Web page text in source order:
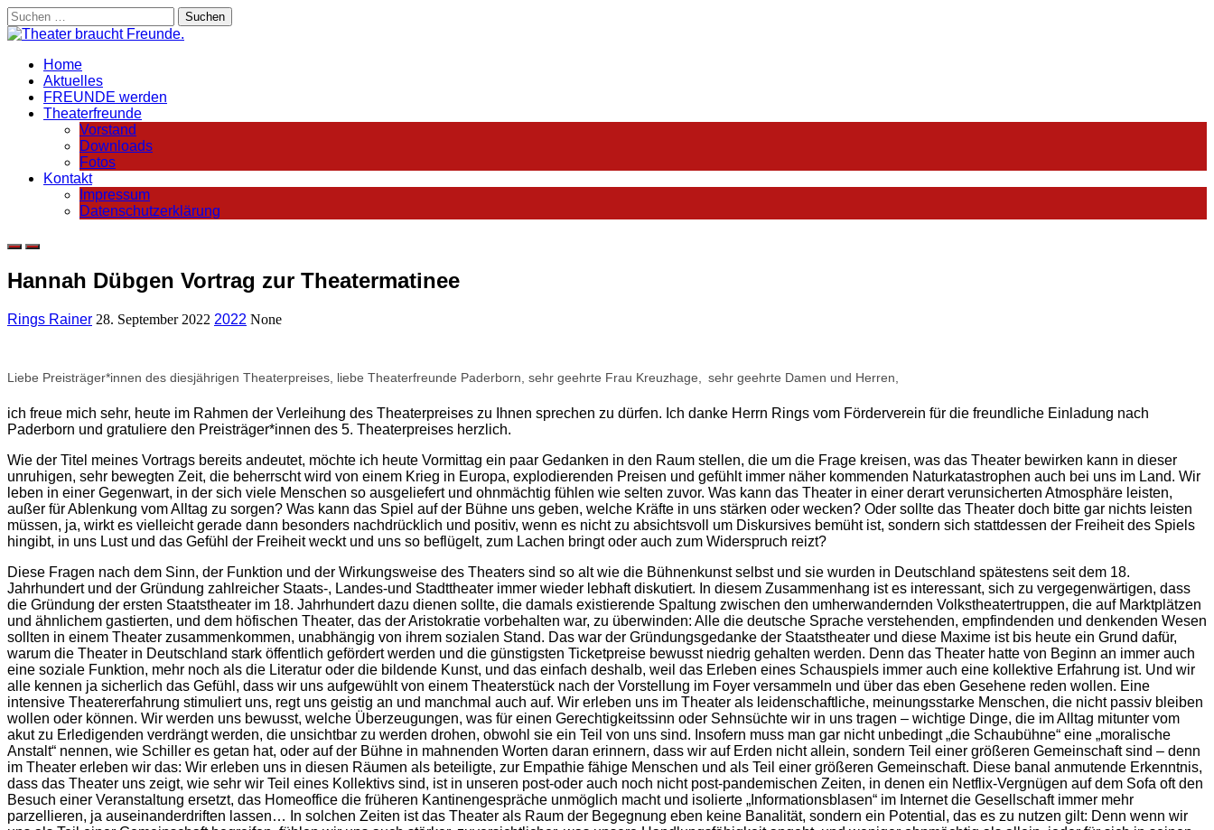
Skip
to
Suchen
nach:
Home
Aktuelles
FREUNDE werden
Theaterfreunde
Vorstand
Downloads
Fotos
Kontakt
Impressum
Datenschutzerklärung
Hannah Dübgen Vortrag zur Theatermatinee
Rings Rainer 28. September 2022 2022 None
Liebe Preisträger*innen des diesjährigen Theaterpreises, liebe Theaterfreunde Paderborn, sehr geehrte Frau Kreuzhage, sehr geehrte Damen und Herren,
ich freue mich sehr, heute im Rahmen der Verleihung des Theaterpreises zu Ihnen sprechen zu dürfen. Ich danke Herrn Rings vom Förderverein für die freundliche Einladung nach
Paderborn und gratuliere den Preisträger*innen des 5. Theaterpreises herzlich.
Wie der Titel meines Vortrags bereits andeutet, möchte ich heute Vormittag ein paar Gedanken in den Raum stellen, die um die Frage kreisen, was das Theater bewirken kann in dieser
unruhigen, sehr bewegten Zeit, die beherrscht wird von einem Krieg in Europa, explodierenden Preisen und gefühlt immer näher kommenden Naturkatastrophen auch bei uns im Land. Wir
leben in einer Gegenwart, in der sich viele Menschen so ausgeliefert und ohnmächtig fühlen wie selten zuvor. Was kann das Theater in einer derart verunsicherten Atmosphäre leisten,
außer für Ablenkung vom Alltag zu sorgen? Was kann das Spiel auf der Bühne uns geben, welche Kräfte in uns stärken oder wecken? Oder sollte das Theater doch bitte gar nichts leisten
müssen, ja, wirkt es vielleicht gerade dann besonders nachdrücklich und positiv, wenn es nicht zu absichtsvoll um Diskursives bemüht ist, sondern sich stattdessen der Freiheit des Spiels
hingibt, in uns Lust und das Gefühl der Freiheit weckt und uns so beflügelt, zum Lachen bringt oder auch zum Widerspruch reizt?
Diese Fragen nach dem Sinn, der Funktion und der Wirkungsweise des Theaters sind so alt wie die Bühnenkunst selbst und sie wurden in Deutschland spätestens seit dem 18.
Jahrhundert und der Gründung zahlreicher Staats-, Landes-und Stadttheater immer wieder lebhaft diskutiert. In diesem Zusammenhang ist es interessant, sich zu vergegenwärtigen, dass
die Gründung der ersten Staatstheater im 18. Jahrhundert dazu dienen sollte, die damals existierende Spaltung zwischen den umherwandernden Volkstheatertruppen, die auf Marktplätzen
und ähnlichem gastierten, und dem höfischen Theater, das der Aristokratie vorbehalten war, zu überwinden: Alle die deutsche Sprache verstehenden, empfindenden und denkenden Wesen
sollten in einem Theater zusammenkommen, unabhängig von ihrem sozialen Stand. Das war der Gründungsgedanke der Staatstheater und diese Maxime ist bis heute ein Grund dafür,
warum die Theater in Deutschland stark öffentlich gefördert werden und die günstigsten Ticketpreise bewusst niedrig gehalten werden. Denn das Theater hatte von Beginn an immer auch
eine soziale Funktion, mehr noch als die Literatur oder die bildende Kunst, und das einfach deshalb, weil das Erleben eines Schauspiels immer auch eine kollektive Erfahrung ist. Und wir
alle kennen ja sicherlich das Gefühl, dass wir uns aufgewühlt von einem Theaterstück nach der Vorstellung im Foyer versammeln und über das eben Gesehene reden wollen. Eine
intensive Theatererfahrung stimuliert uns, regt uns geistig an und manchmal auch auf. Wir erleben uns im Theater als leidenschaftliche, meinungsstarke Menschen, die nicht passiv bleiben
wollen oder können. Wir werden uns bewusst, welche Überzeugungen, was für einen Gerechtigkeitssinn oder Sehnsüchte wir in uns tragen – wichtige Dinge, die im Alltag mitunter vom
akut zu Erledigenden verdrängt werden, die unsichtbar zu werden drohen, obwohl sie ein Teil von uns sind. Insofern muss man gar nicht unbedingt „die Schaubühne“ eine „moralische
Anstalt“ nennen, wie Schiller es getan hat, oder auf der Bühne in mahnenden Worten daran erinnern, dass wir auf Erden nicht allein, sondern Teil einer größeren Gemeinschaft sind – denn
im Theater erleben wir das: Wir erleben uns in diesen Räumen als beteiligte, zur Empathie fähige Menschen und als Teil einer größeren Gemeinschaft. Diese banal anmutende Erkenntnis,
dass das Theater uns zeigt, wie sehr wir Teil eines Kollektivs sind, ist in unseren post-oder auch noch nicht post-pandemischen Zeiten, in denen ein Netflix-Vergnügen auf dem Sofa oft den
Besuch einer Veranstaltung ersetzt, das Homeoffice die früheren Kantinengespräche unmöglich macht und isolierte „Informationsblasen“ im Internet die Gesellschaft immer mehr
parzellieren, ja auseinanderdriften lassen… In solchen Zeiten ist das Theater als Raum der Begegnung eben keine Banalität, sondern ein Potential, das es zu nutzen gilt: Denn wenn wir